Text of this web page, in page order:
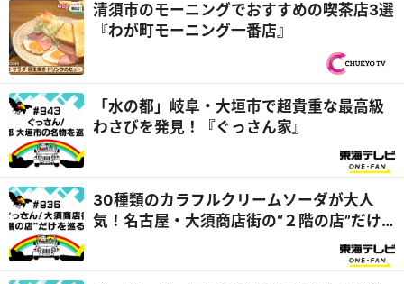
清須市のモーニングでおすすめの喫茶店3選
『わが町モーニング一番店』
「水の都」岐阜・大垣市で超貴重な最高級
わさびを発見！『ぐっさん家』
30種類のカラフルクリームソーダが大人
気！名古屋・大須商店街の“２階の店”だけ